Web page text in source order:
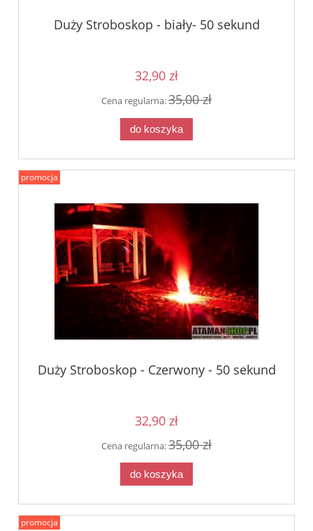
Duży Stroboskop - biały- 50 sekund
32,90 zł
Cena regularna:35,00 zł
do koszyka
Duży Stroboskop - Czerwony - 50 sekund
32,90 zł
Cena regularna:35,00 zł
do koszyka
promocja
promocja